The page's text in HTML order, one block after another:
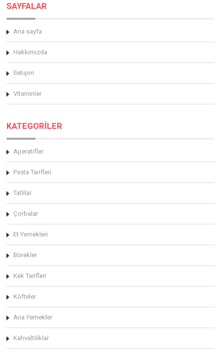
SAYFALAR
Ana sayfa
Hakkimizda
İletişim
Vitaminler
KATEGORİLER
Aperatifler
Pasta Tarifleri
Tatlılar
Çorbalar
Et Yemekleri
Börekler
Kek Tarifleri
Köfteler
Ana Yemekler
Kahvaltılıklar